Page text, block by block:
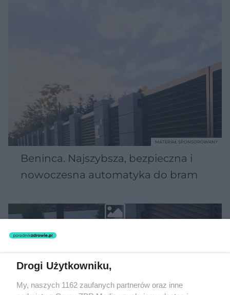
Beninca. Najszybsza, bezpieczna i
nowoczesna automatyka do bram
MATERIAŁ SPONSOROWANY
WSPÓŁPRACUJĄ Z NAMI:
Drogi Użytkowniku,
My, naszych 1162 zaufanych partnerów oraz inne